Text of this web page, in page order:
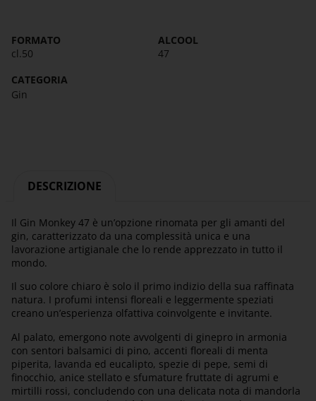
FORMATO
cl.50
ALCOOL
47
CATEGORIA
Gin
DESCRIZIONE
Il Gin Monkey 47 è un’opzione rinomata per gli amanti del
gin, caratterizzato da una complessità unica e una
lavorazione artigianale che lo rende apprezzato in tutto il
mondo.
Il suo colore chiaro è solo il primo indizio della sua raffinata
natura. I profumi intensi floreali e leggermente speziati
creano un’esperienza olfattiva coinvolgente e invitante.
Al palato, emergono note avvolgenti di ginepro in armonia
con sentori balsamici di pino, accenti floreali di menta
piperita, lavanda ed eucalipto, spezie di pepe, semi di
finocchio, anice stellato e sfumature fruttate di agrumi e
mirtilli rossi, concludendo con una delicata nota di mandorla